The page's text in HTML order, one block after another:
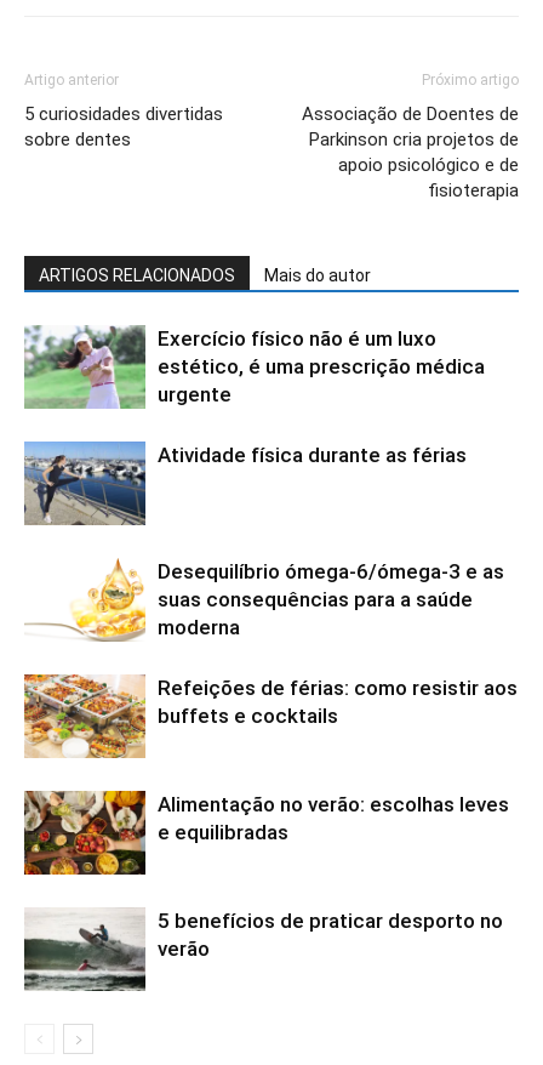
Artigo anterior
5 curiosidades divertidas
sobre dentes
Próximo artigo
Associação de Doentes de
Parkinson cria projetos de
apoio psicológico e de
fisioterapia
ARTIGOS RELACIONADOS Mais do autor
Exercício físico não é um luxo
estético, é uma prescrição médica
urgente
Atividade física durante as férias
Desequilíbrio ómega-6/ómega-3 e as
suas consequências para a saúde
moderna
Refeições de férias: como resistir aos
buffets e cocktails
Alimentação no verão: escolhas leves
e equilibradas
5 benefícios de praticar desporto no
verão